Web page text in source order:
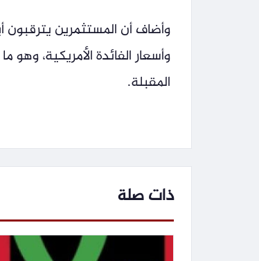
وأضاف أن المستثمرين يترقبون
وأسعار الفائدة الأمريكية،
المقبلة.
ذات صلة